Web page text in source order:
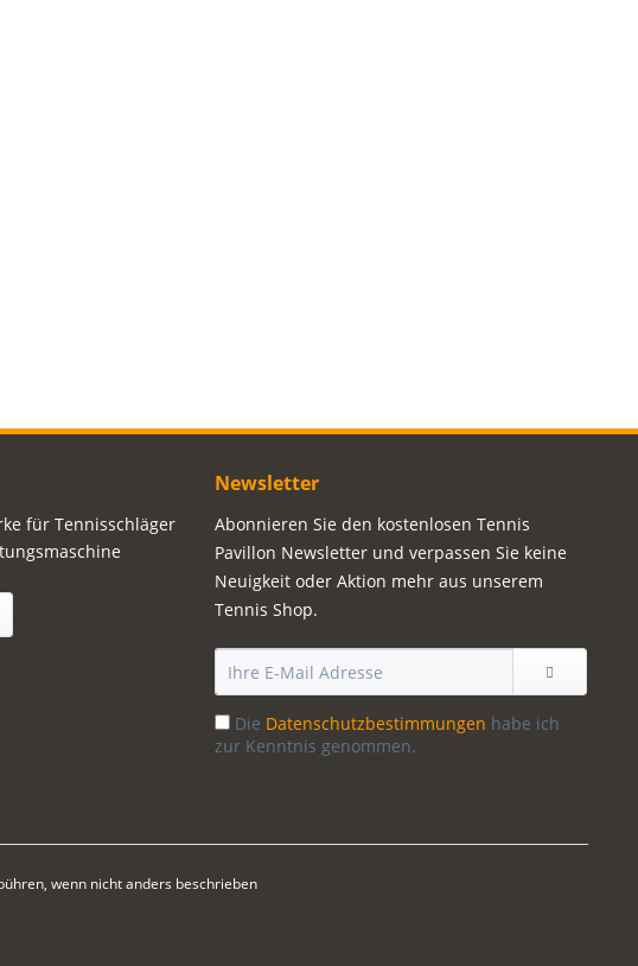
für Tennisschläger
Newsletter
Abonnieren Sie den kostenlosen Tennis
Pavillon Newsletter und verpassen Sie keine
Neuigkeit oder Aktion mehr aus unserem
Tennis Shop.
Die Datenschutzbestimmungen habe ich
zur Kenntnis genommen.
wenn nicht anders beschrieben